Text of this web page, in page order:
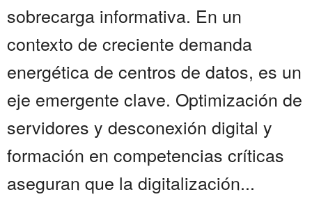
sobrecarga informativa. En un
contexto de creciente demanda
energética de centros de datos, es un
eje emergente clave. Optimización de
servidores y desconexión digital y
formación en competencias críticas
aseguran que la digitalización...